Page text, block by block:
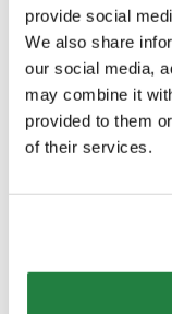
provide social
We also share
our social media,
may combine it
provided to them
of their services.
Material Principal
Cor